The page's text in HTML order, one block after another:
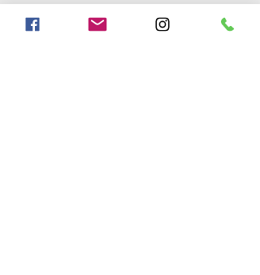
Ώρα Αναχώρησης: 07:00 (Σταθμός μετρό
Μεταξουργείο)